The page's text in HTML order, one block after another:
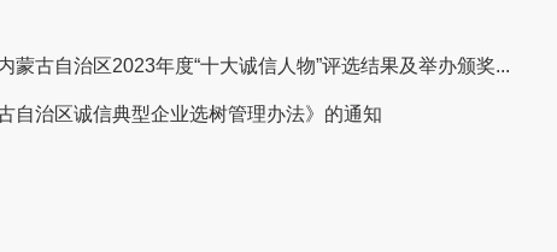
古自治区2023年度“十大诚信人物”评选结果及举办颁奖...
自治区诚信典型企业选树管理办法》的通知